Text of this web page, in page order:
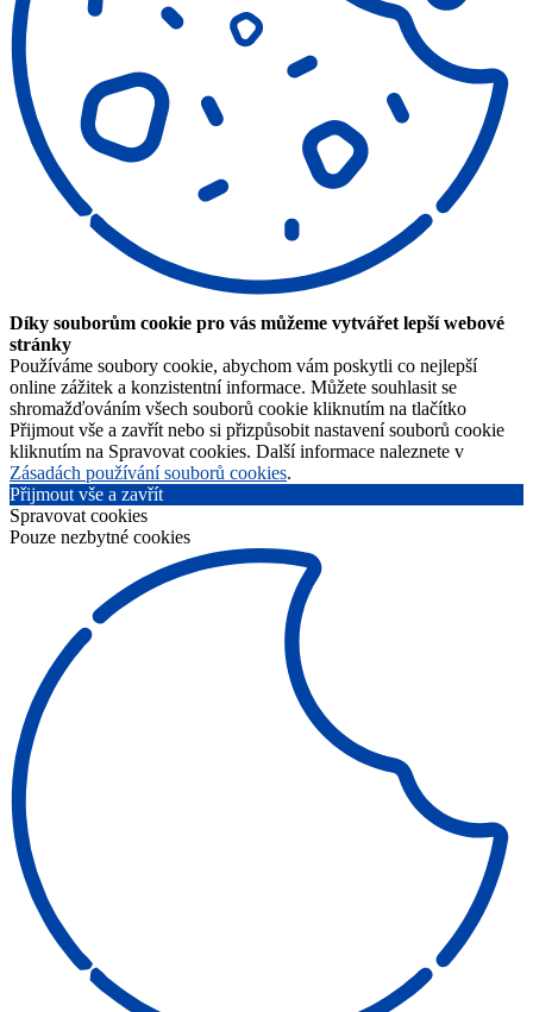
Díky souborům cookie pro vás můžeme vytvářet lepší webové
stránky
Používáme soubory cookie, abychom vám poskytli co nejlepší
online zážitek a konzistentní informace. Můžete souhlasit se
shromažďováním všech souborů cookie kliknutím na tlačítko
Přijmout vše a zavřít nebo si přizpůsobit nastavení souborů cookie
kliknutím na Spravovat cookies. Další informace naleznete v
Zásadách používání souborů cookies.
Přijmout vše a zavřít
Spravovat cookies
Pouze nezbytné cookies